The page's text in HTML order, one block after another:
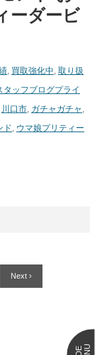
ーダービ
, 買取強化中, 取り扱
タッフブログプライ
川口市, ガチャガチャ ,
ド, ウマ娘プリティー
Next ›